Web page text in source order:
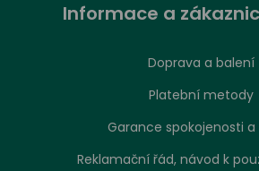
Informace a
Doprava a balení
Platební metody
Garance spokojenosti a
Reklamační řád, návod k